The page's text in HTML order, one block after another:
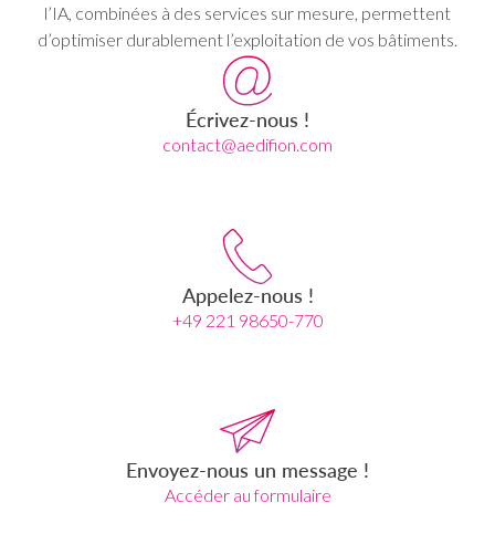
l’IA, combinées à des services sur mesure, permettent
d’optimiser durablement l’exploitation de vos bâtiments.
Écrivez-nous !
contact@aedifion.com
Appelez-nous !
+49 221 98650-770
Envoyez-nous un message !
Accéder au formulaire